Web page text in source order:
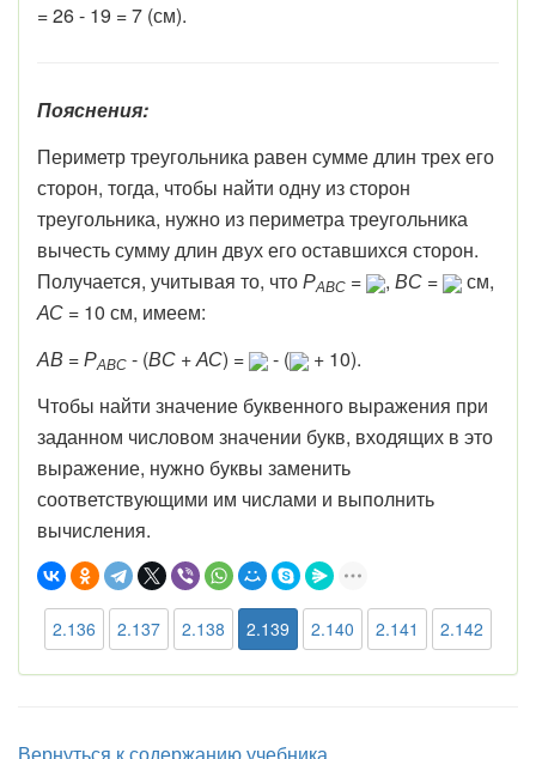
= 26 - 19 = 7 (см).
Пояснения:
Периметр треугольника равен сумме длин трех его
сторон, тогда, чтобы найти одну из сторон
треугольника, нужно из периметра треугольника
вычесть сумму длин двух его оставшихся сторон.
Получается, учитывая то, чтоРАВС = , ВС =
см,
АС = 10 см, имеем:
АВ =РАВС - (ВС +АС) = - (
+ 10).
Чтобы найти значение буквенного выражения при
заданном числовом значении букв, входящих в это
выражение, нужно буквы заменить
соответствующими им числами и выполнить
вычисления.
2.136 2.137 2.138 2.139 2.140 2.141 2.142